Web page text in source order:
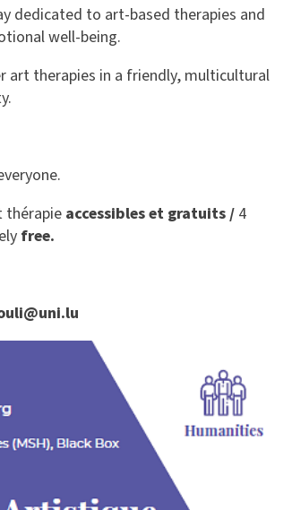
dedicated to art-based therapies and
well-being.
art therapies in a friendly, multicultural
thérapie accessibles et gratuits / 4
free.